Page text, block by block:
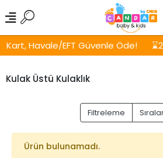
Havale/EFT Güvenle Öde!
Kulak Üstü Kulaklık
Filtreleme
Ürün bulunamadı.